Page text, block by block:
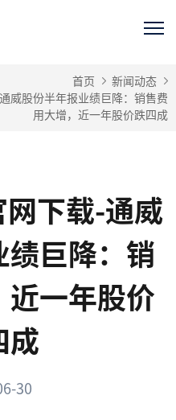
首页
新闻动态
威股份半年报业绩巨降：销售费
用大增，近一年股价跌四成
下载-通威
巨降：销
一年股价
成
30